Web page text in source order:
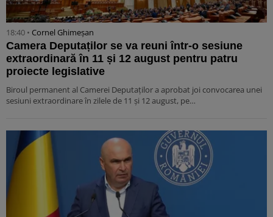
18:40 • Cornel Ghimeșan
Camera Deputaților se va reuni într-o sesiune
extraordinară în 11 și 12 august pentru patru
proiecte legislative
Biroul permanent al Camerei Deputaților a aprobat joi convocarea unei
sesiuni extraordinare în zilele de 11 și 12 august, pe…